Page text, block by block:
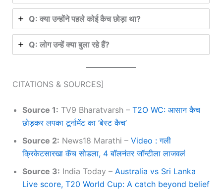
Q: क्या उन्होंने पहले कोई कैच छोड़ा था?
Q: लोग उन्हें क्या बुला रहे हैं?
CITATIONS & SOURCES]
Source 1: TV9 Bharatvarsh – T2O WC: आसान कैच
छोड़कर लपका टूर्नामेंट का ‘बेस्ट कैच’
Source 2: News18 Marathi – Video : गली
क्रिकेटसारखा कॅच सोडला, 4 बॉलनंतर जॉन्टीला लाजवलं
Source 3: India Today – Australia vs Sri Lanka
Live score, T20 World Cup: A catch beyond belief